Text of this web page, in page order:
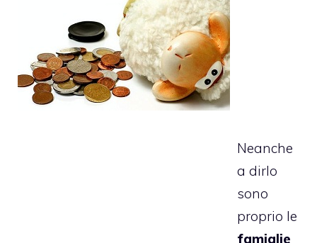
Neanche
a dirlo
sono
proprio le
famiglie